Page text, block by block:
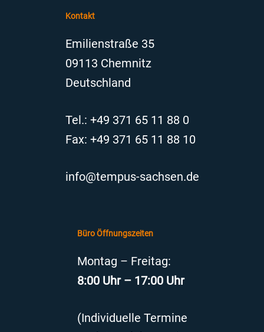
Kontakt
Emilienstraße 35
09113 Chemnitz
Deutschland
Tel.: +49 371 65 11 88 0
Fax: +49 371 65 11 88 10
info@tempus-sachsen.de
Büro Öffnungszeiten
Montag – Freitag:
8:00 Uhr – 17:00 Uhr
(Individuelle Termine